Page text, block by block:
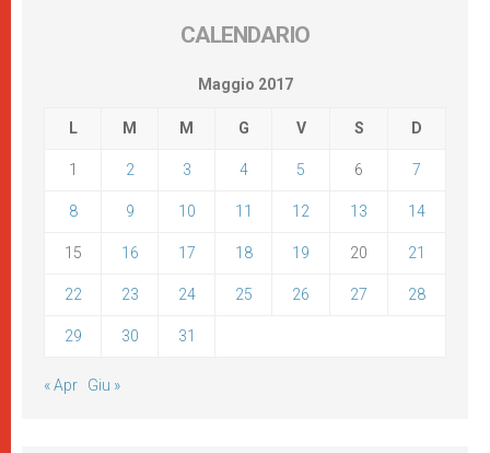
CALENDARIO
Maggio 2017
L M M G V S D
1 2 3 4 5 6 7
8 9 10 11 12 13 14
15 16 17 18 19 20 21
22 23 24 25 26 27 28
29 30 31
« Apr Giu »